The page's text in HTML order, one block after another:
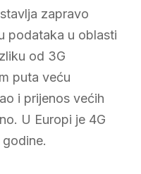
zapravo
podataka u oblasti
od 3G
puta veću
i prijenos većih
U Europi je 4G